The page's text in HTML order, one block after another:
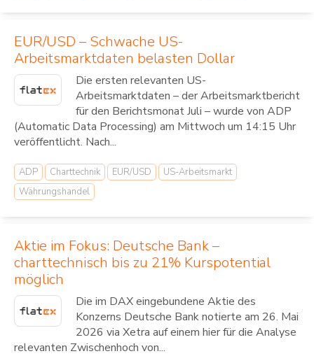
EUR/USD – Schwache US-
Arbeitsmarktdaten belasten Dollar
Die ersten relevanten US-
Arbeitsmarktdaten – der Arbeitsmarktbericht
für den Berichtsmonat Juli – wurde von ADP
(Automatic Data Processing) am Mittwoch um 14:15 Uhr
veröffentlicht. Nach...
ADP Charttechnik EUR/USD
US-Arbeitsmarkt
Währungshandel
Aktie im Fokus: Deutsche Bank –
charttechnisch bis zu 21% Kurspotential
möglich
Die im DAX eingebundene Aktie des
Konzerns Deutsche Bank notierte am 26. Mai
2026 via Xetra auf einem hier für die Analyse
relevanten Zwischenhoch von...